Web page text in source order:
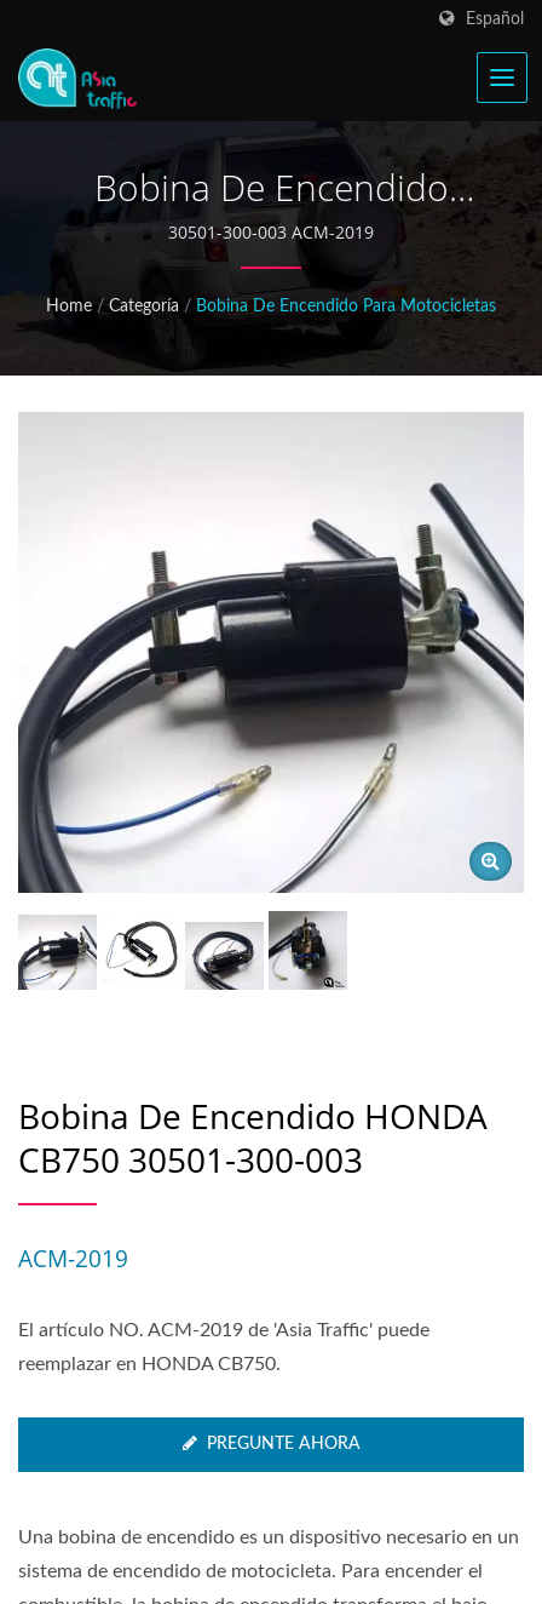
Español
Bobina De Encendido
HONDA CB750 30501-300-
003
30501-300-003 ACM-2019
Home / Categoría / Bobina De Encendido Para Motocicletas
Bobina De Encendido HONDA
CB750 30501-300-003
ACM-2019
El artículo NO. ACM-2019 de 'Asia Traffic' puede
reemplazar en HONDA CB750.
PREGUNTE AHORA
Una bobina de encendido es un dispositivo necesario en un
sistema de encendido de motocicleta. Para encender el